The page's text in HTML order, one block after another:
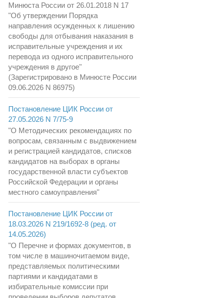
Минюста России от 26.01.2018 N 17
"Об утверждении Порядка
направления осужденных к лишению
свободы для отбывания наказания в
исправительные учреждения и их
перевода из одного исправительного
учреждения в другое"
(Зарегистрировано в Минюсте России
09.06.2026 N 86975)
Постановление ЦИК России от
27.05.2026 N 7/75-9
"О Методических рекомендациях по
вопросам, связанным с выдвижением
и регистрацией кандидатов, списков
кандидатов на выборах в органы
государственной власти субъектов
Российской Федерации и органы
местного самоуправления"
Постановление ЦИК России от
18.03.2026 N 219/1692-8 (ред. от
14.05.2026)
"О Перечне и формах документов, в
том числе в машиночитаемом виде,
представляемых политическими
партиями и кандидатами в
избирательные комиссии при